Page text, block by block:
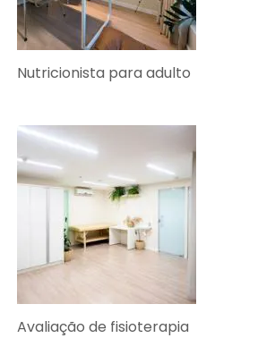
Nutricionista para adulto
Avaliação de fisioterapia